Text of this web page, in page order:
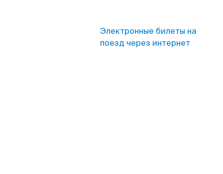
Электронные билеты на
поезд через интернет